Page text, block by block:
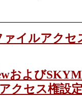
イルアクセ
および
クセス権設